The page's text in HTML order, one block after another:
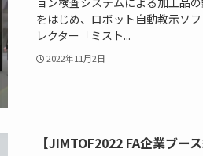
をはじめ、ロボット自動教示ソ
レクター「ミスト...
2022年11月2日
【JIMTOF2022 FA企業ブー